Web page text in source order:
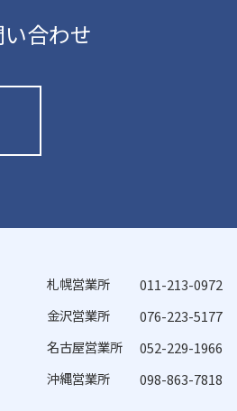
合わせ
札幌営業所
011-213-0972
金沢営業所
076-223-5177
名古屋営業所
052-229-1966
沖縄営業所
098-863-7818